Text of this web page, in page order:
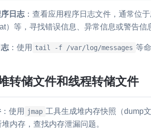
日志 ：查看应用程序日志文件，通常位
）等，寻找错误信息、异常信息或警告信
：使用 tail -f /var/log/messages 等
转储文件和线程转储文件
：使用 jmap 工具生成堆内存快照（dump
内存，查找内存泄漏问题。